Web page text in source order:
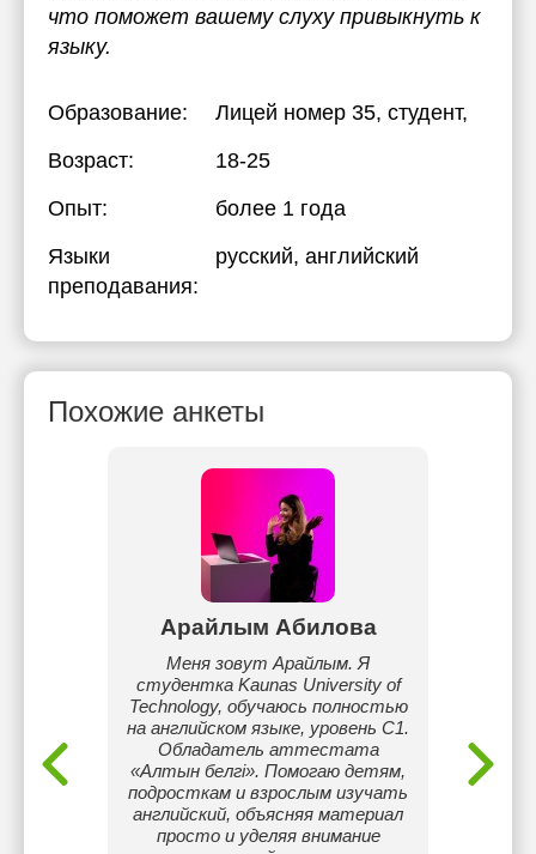
что поможет вашему слуху привыкнуть к
языку.
Образование: Лицей номер 35, студент,
Возраст:
18-25
Опыт:
более 1 года
Языки
преподавания:
русский, английский
Похожие анкеты
Арайлым Абилова
Меня зовут Арайлым. Я
студентка Kaunas University of
Technology, обучаюсь полностью
на английском языке, уровень C1.
Обладатель аттестата
«Алтын белгі». Помогаю детям,
подросткам и взрослым изучать
английский, объясняя материал
просто и уделяя внимание
Люблю